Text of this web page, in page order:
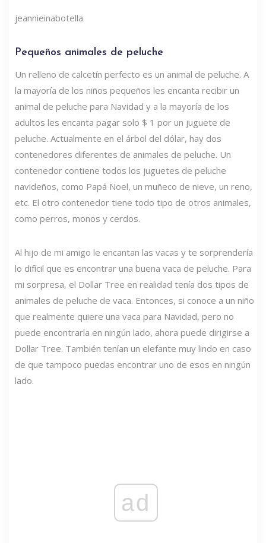
jeannieinabotella
Pequeños animales de peluche
Un relleno de calcetín perfecto es un animal de peluche. A
la mayoría de los niños pequeños les encanta recibir un
animal de peluche para Navidad y a la mayoría de los
adultos les encanta pagar solo $ 1 por un juguete de
peluche. Actualmente en el árbol del dólar, hay dos
contenedores diferentes de animales de peluche. Un
contenedor contiene todos los juguetes de peluche
navideños, como Papá Noel, un muñeco de nieve, un reno,
etc. El otro contenedor tiene todo tipo de otros animales,
como perros, monos y cerdos.
Al hijo de mi amigo le encantan las vacas y te sorprendería
lo difícil que es encontrar una buena vaca de peluche. Para
mi sorpresa, el Dollar Tree en realidad tenía dos tipos de
animales de peluche de vaca. Entonces, si conoce a un niño
que realmente quiere una vaca para Navidad, pero no
puede encontrarla en ningún lado, ahora puede dirigirse a
Dollar Tree. También tenían un elefante muy lindo en caso
de que tampoco puedas encontrar uno de esos en ningún
lado.
ad